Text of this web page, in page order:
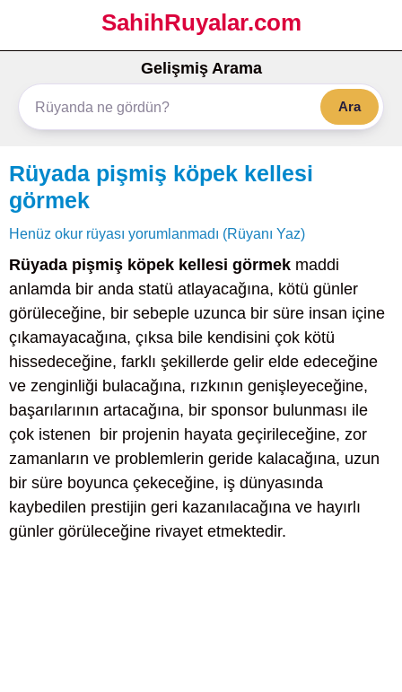
SahihRuyalar.com
Gelişmiş Arama
Ara
Rüyada pişmiş köpek kellesi
görmek
Henüz okur rüyası yorumlanmadı (Rüyanı Yaz)
Rüyada pişmiş köpek kellesi görmek maddi
anlamda bir anda statü atlayacağına, kötü günler
görüleceğine, bir sebeple uzunca bir süre insan içine
çıkamayacağına, çıksa bile kendisini çok kötü
hissedeceğine, farklı şekillerde gelir elde edeceğine
ve zenginliği bulacağına, rızkının genişleyeceğine,
başarılarının artacağına, bir sponsor bulunması ile
çok istenen bir projenin hayata geçirileceğine, zor
zamanların ve problemlerin geride kalacağına, uzun
bir süre boyunca çekeceğine, iş dünyasında
kaybedilen prestijin geri kazanılacağına ve hayırlı
günler görüleceğine rivayet etmektedir.